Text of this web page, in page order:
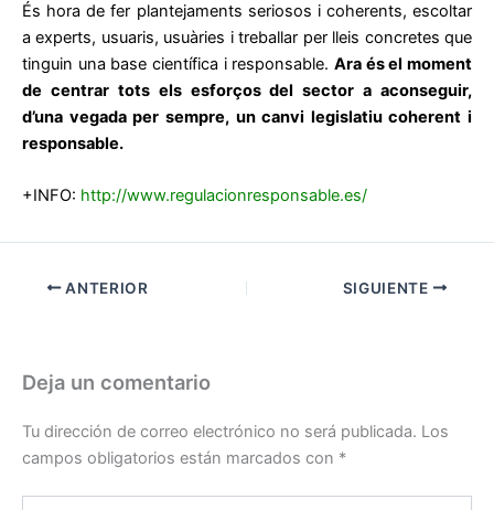
És hora de fer plantejaments seriosos i coherents, escoltar
a experts, usuaris, usuàries i treballar per lleis concretes que
tinguin una base científica i responsable. Ara és el moment
de centrar tots els esforços del sector a aconseguir,
d’una vegada per sempre, un canvi legislatiu coherent i
responsable.
+INFO: http://www.regulacionresponsable.es/
ANTERIOR SIGUIENTE
Deja un comentario
Tu dirección de correo electrónico no será publicada. Los
campos obligatorios están marcados con *